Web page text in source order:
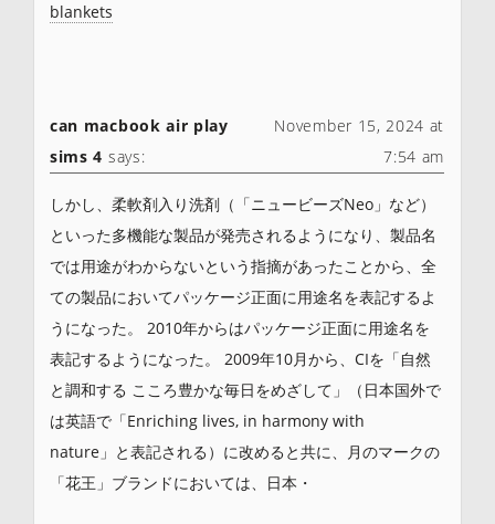
blankets
can macbook air play
sims 4 says:
November 15, 2024 at
7:54 am
しかし、柔軟剤入り洗剤（「ニュービーズNeo」など）
といった多機能な製品が発売されるようになり、製品名
では用途がわからないという指摘があったことから、全
ての製品においてパッケージ正面に用途名を表記するよ
うになった。 2010年からはパッケージ正面に用途名を
表記するようになった。 2009年10月から、CIを「自然
と調和する こころ豊かな毎日をめざして」（日本国外で
は英語で「Enriching lives, in harmony with
nature」と表記される）に改めると共に、月のマークの
「花王」ブランドにおいては、日本・